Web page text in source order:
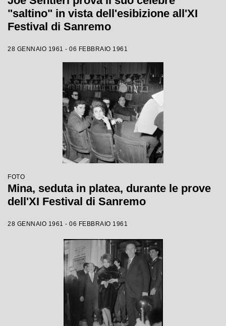
"saltino" in vista dell'esibizione all'XI
Festival di Sanremo
28 GENNAIO 1961 - 06 FEBBRAIO 1961
FOTO
Mina, seduta in platea, durante le prove
dell'XI Festival di Sanremo
28 GENNAIO 1961 - 06 FEBBRAIO 1961